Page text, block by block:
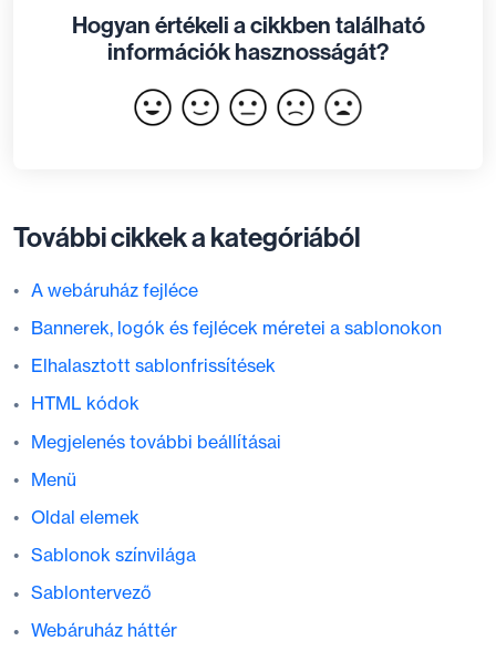
Hogyan értékeli a cikkben található
információk hasznosságát?
További cikkek a kategóriából
A webáruház fejléce
Bannerek, logók és fejlécek méretei a sablonokon
Elhalasztott sablonfrissítések
HTML kódok
Megjelenés további beállításai
Menü
Oldal elemek
Sablonok színvilága
Sablontervező
Webáruház háttér